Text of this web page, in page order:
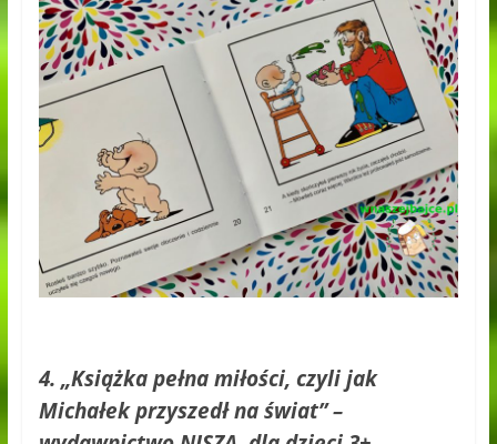
4. „Książka pełna miłości, czyli jak
Michałek przyszedł na świat” –